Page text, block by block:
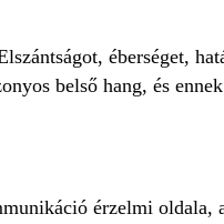
éberséget,
belső hang, és
érzelmi